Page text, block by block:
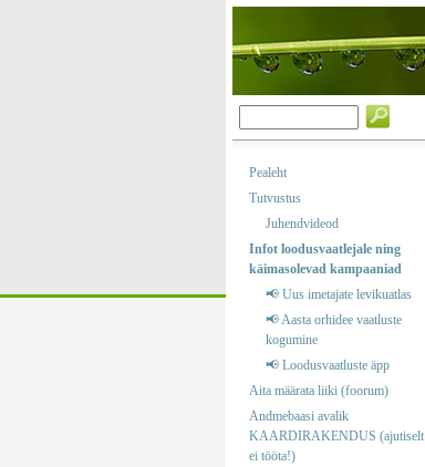
Pealeht
Tutvustus
Juhendvideod
Infot loodusvaatlejale ning
käimasolevad kampaaniad
📢 Uus imetajate levikuatlas
📢 Aasta orhidee vaatluste
kogumine
📢 Loodusvaatluste äpp
Aita määrata liiki (foorum)
Andmebaasi avalik
KAARDIRAKENDUS (ajutiselt
ei tööta!)